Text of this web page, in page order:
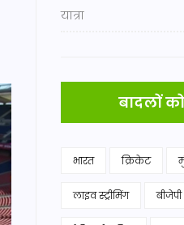
यात्रा
बादलों
भारत क्रिकेट
लाइव स्ट्रीमिंग बीजेपी